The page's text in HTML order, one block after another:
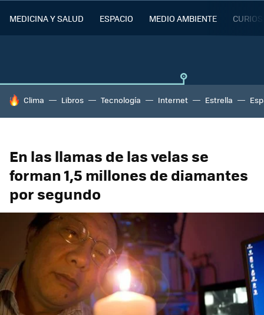
MEDICINA Y SALUD ESPACIO MEDIO AMBIENTE
HOY SE HABLA DE
Clima Libros Tecnología Internet Estrella
En las llamas de las velas se
forman 1,5 millones de diamantes
por segundo